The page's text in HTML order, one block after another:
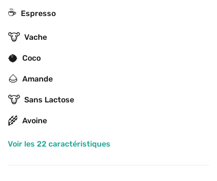
☕ Espresso
🐮 Vache
🥥 Coco
🌰 Amande
🐮 Sans Lactose
🌾 Avoine
Voir les 22 caractéristiques